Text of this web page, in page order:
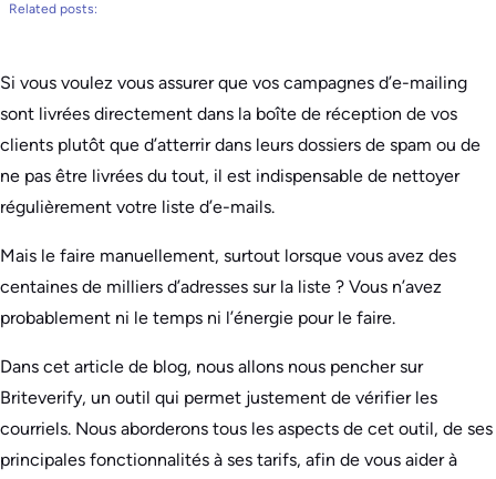
Related posts:
Si vous voulez vous assurer que vos campagnes d’e-mailing
sont livrées directement dans la boîte de réception de vos
clients plutôt que d’atterrir dans leurs dossiers de spam ou de
ne pas être livrées du tout, il est indispensable de nettoyer
régulièrement votre liste d’e-mails.
Mais le faire manuellement, surtout lorsque vous avez des
centaines de milliers d’adresses sur la liste ? Vous n’avez
probablement ni le temps ni l’énergie pour le faire.
Dans cet article de blog, nous allons nous pencher sur
Briteverify, un outil qui permet justement de vérifier les
courriels. Nous aborderons tous les aspects de cet outil, de ses
principales fonctionnalités à ses tarifs, afin de vous aider à